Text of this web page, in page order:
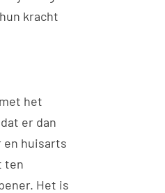
kracht
het
er dan
en huisarts
ten
Het is